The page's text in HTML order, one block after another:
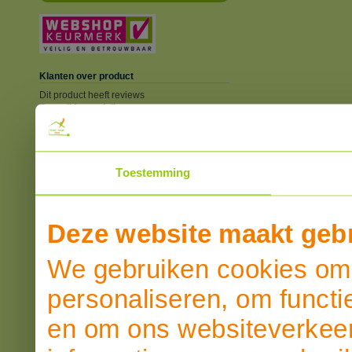
Toestemming
Deze website maakt
We gebruiken cookies
personaliseren, om
en om ons
Klanten over product
Dit product heeft reviews
Overall beoordeling
SCHRIJF EEN REVIEW